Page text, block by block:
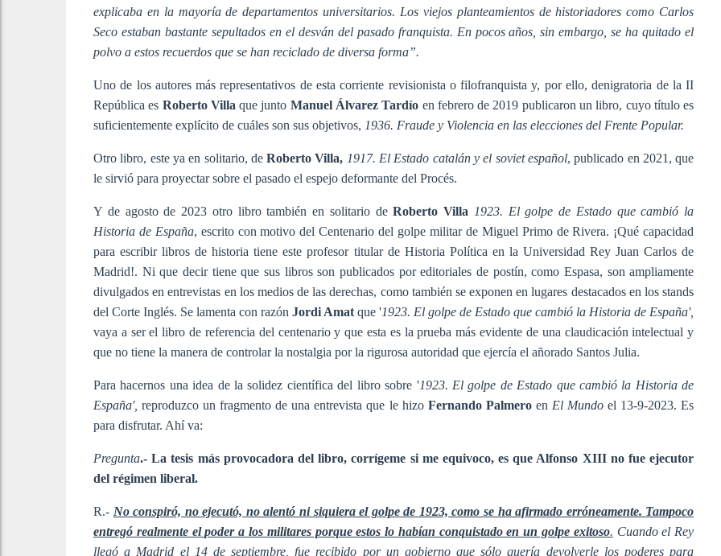
explicaba en la mayoría de departamentos universitarios. Los viejos planteamientos de historiadores como Carlos
Seco estaban bastante sepultados en el desván del pasado franquista. En pocos años, sin embargo, se ha quitado el
polvo a estos recuerdos que se han reciclado de diversa forma”.
Uno de los autores más representativos de esta corriente revisionista o filofranquista y, por ello, denigratoria de la II
República es Roberto Villaque junto Manuel Álvarez Tardío en febrero de 2019 publicaron un libro, cuyo título es
suficientemente explícito de cuáles son sus objetivos, 1936. Fraude y Violencia en las elecciones del Frente Popular.
Otro libro, este ya en solitario, deRoberto Villa, 1917. El Estado catalán y el soviet español, publicado en 2021, que
le sirvió para proyectar sobre el pasado el espejo deformante del Procés.
Y de agosto de 2023 otro libro también en solitario deRoberto Villa 1923. El golpe de Estado que cambió la
Historia de España, escrito con motivo del Centenario del golpe militar de Miguel Primo de Rivera. ¡Qué capacidad
para escribir libros de historia tiene este profesor titular de Historia Política en la Universidad Rey Juan Carlos de
Madrid!. Ni que decir tiene que sus libros son publicados por editoriales de postín, como Espasa, son ampliamente
divulgados en entrevistas en los medios de las derechas, como también se exponen en lugares destacados en los stands
del Corte Inglés. Se lamenta con razónJordi Amat que '1923. El golpe de Estado que cambió la Historia de España',
vaya a ser el libro de referencia del centenario y que esta es la prueba más evidente de una claudicación intelectual y
que no tiene la manera de controlar la nostalgia por la rigurosa autoridad que ejercía el añorado Santos Julia.
Para hacernos una idea de la solidez científica del libro sobre '1923. El golpe de Estado que cambió la Historia de
España',reproduzco un fragmento de una entrevista que le hizo Fernando Palmero en El Mundoel 13-9-2023. Es
para disfrutar. Ahí va:
Pregunta.- La tesis más provocadora del libro, corrígeme si me equivoco, es que Alfonso XIII no fue ejecutor
del régimen liberal.
R.- No conspiró, no ejecutó, no alentó ni siquiera el golpe de 1923, como se ha afirmado erróneamente. Tampoco
entregó realmente el poder a los militares porque estos lo habían conquistado en un golpe exitoso. Cuando el Rey
llegó a Madrid el 14 de septiembre, fue recibido por un gobierno que sólo quería devolverle los poderes para